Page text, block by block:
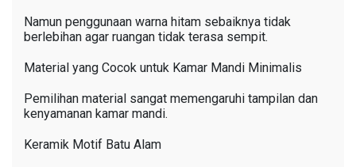
Namun penggunaan warna hitam sebaiknya tidak
berlebihan agar ruangan tidak terasa sempit.
Material yang Cocok untuk Kamar Mandi Minimalis
Pemilihan material sangat memengaruhi tampilan dan
kenyamanan kamar mandi.
Keramik Motif Batu Alam